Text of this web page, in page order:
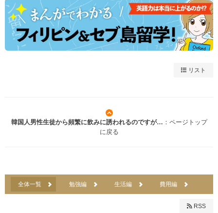
リスト
韓国人男性生徒から頻繁に飲みに誘われるのですが… ：ページトップ
に戻る
全体一覧 勉強編 生活編 費用編
RSS